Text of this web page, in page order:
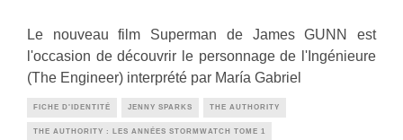
Le nouveau film Superman de James GUNN est
l'occasion de découvrir le personnage de l'Ingénieure
(The Engineer) interprété par María Gabriel
FICHE D'IDENTITÉ JENNY SPARKS THE AUTHORITY
THE AUTHORITY : LES ANNÉES STORMWATCH TOME 1